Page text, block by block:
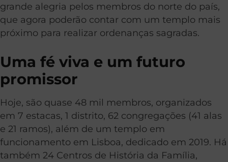
grande alegria pelos membros do norte do país,
que agora poderão contar com um templo mais
próximo para realizar ordenanças sagradas.
Uma fé viva e um futuro
promissor
Hoje, são quase 48 mil membros, organizados
em 7 estacas, 1 distrito, 62 congregações (41 alas
e 21 ramos), além de um templo em
funcionamento em Lisboa, dedicado em 2019. Há
também 24 Centros de História da Família,